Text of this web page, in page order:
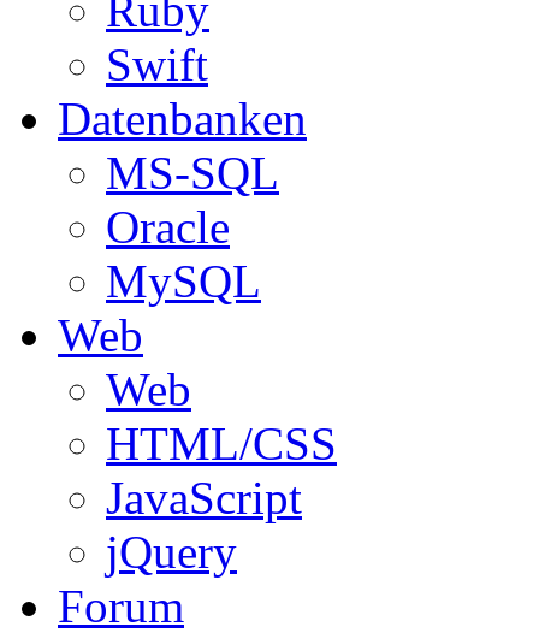
Swift
Datenbanken
MS-SQL
Oracle
MySQL
Web
Web
HTML/CSS
JavaScript
jQuery
Forum